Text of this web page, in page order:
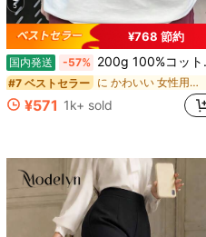
5
¥768 節約
国内発送 -57% 200g 100%コットンTシャツ 2026年レディース夏ファッション プリント柄 半袖Tシャツ カップル向けクルーネック半袖トップス
#7 ベストセラー に かわいい 女性用Tシャツ
¥571 1k+ sold